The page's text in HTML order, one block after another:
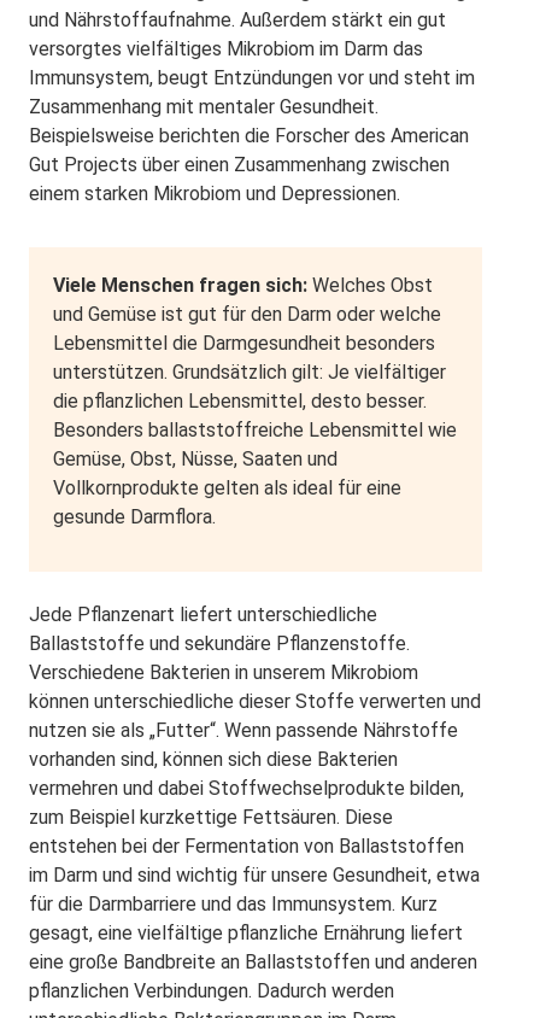
und Nährstoffaufnahme. Außerdem stärkt ein gut
versorgtes vielfältiges Mikrobiom im Darm das
Immunsystem, beugt Entzündungen vor und steht im
Zusammenhang mit mentaler Gesundheit.
Beispielsweise berichten die Forscher des American
Gut Projects über einen Zusammenhang zwischen
einem starken Mikrobiom und Depressionen.
Viele Menschen fragen sich: Welches Obst
und Gemüse ist gut für den Darm oder welche
Lebensmittel die Darmgesundheit besonders
unterstützen. Grundsätzlich gilt: Je vielfältiger
die pflanzlichen Lebensmittel, desto besser.
Besonders ballaststoffreiche Lebensmittel wie
Gemüse, Obst, Nüsse, Saaten und
Vollkornprodukte gelten als ideal für eine
gesunde Darmflora.
Jede Pflanzenart liefert unterschiedliche
Ballaststoffe und sekundäre Pflanzenstoffe.
Verschiedene Bakterien in unserem Mikrobiom
können unterschiedliche dieser Stoffe verwerten und
nutzen sie als „Futter“. Wenn passende Nährstoffe
vorhanden sind, können sich diese Bakterien
vermehren und dabei Stoffwechselprodukte bilden,
zum Beispiel kurzkettige Fettsäuren. Diese
entstehen bei der Fermentation von Ballaststoffen
im Darm und sind wichtig für unsere Gesundheit, etwa
für die Darmbarriere und das Immunsystem. Kurz
gesagt, eine vielfältige pflanzliche Ernährung liefert
eine große Bandbreite an Ballaststoffen und anderen
pflanzlichen Verbindungen. Dadurch werden